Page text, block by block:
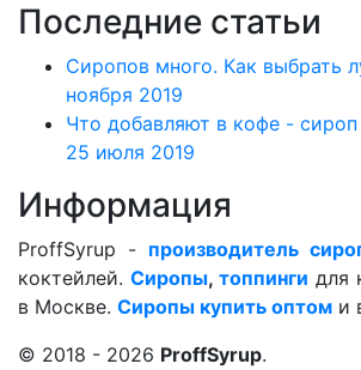
Последние статьи
Сиропов много. Как выбрать
ноября 2019
Что добавляют в кофе - сироп
25 июля 2019
Информация
ProffSyrup - производитель
коктейлей. Сиропы, топпинги для
в Москве. Сиропы купить оптом и
© 2018 - 2026 ProffSyrup.